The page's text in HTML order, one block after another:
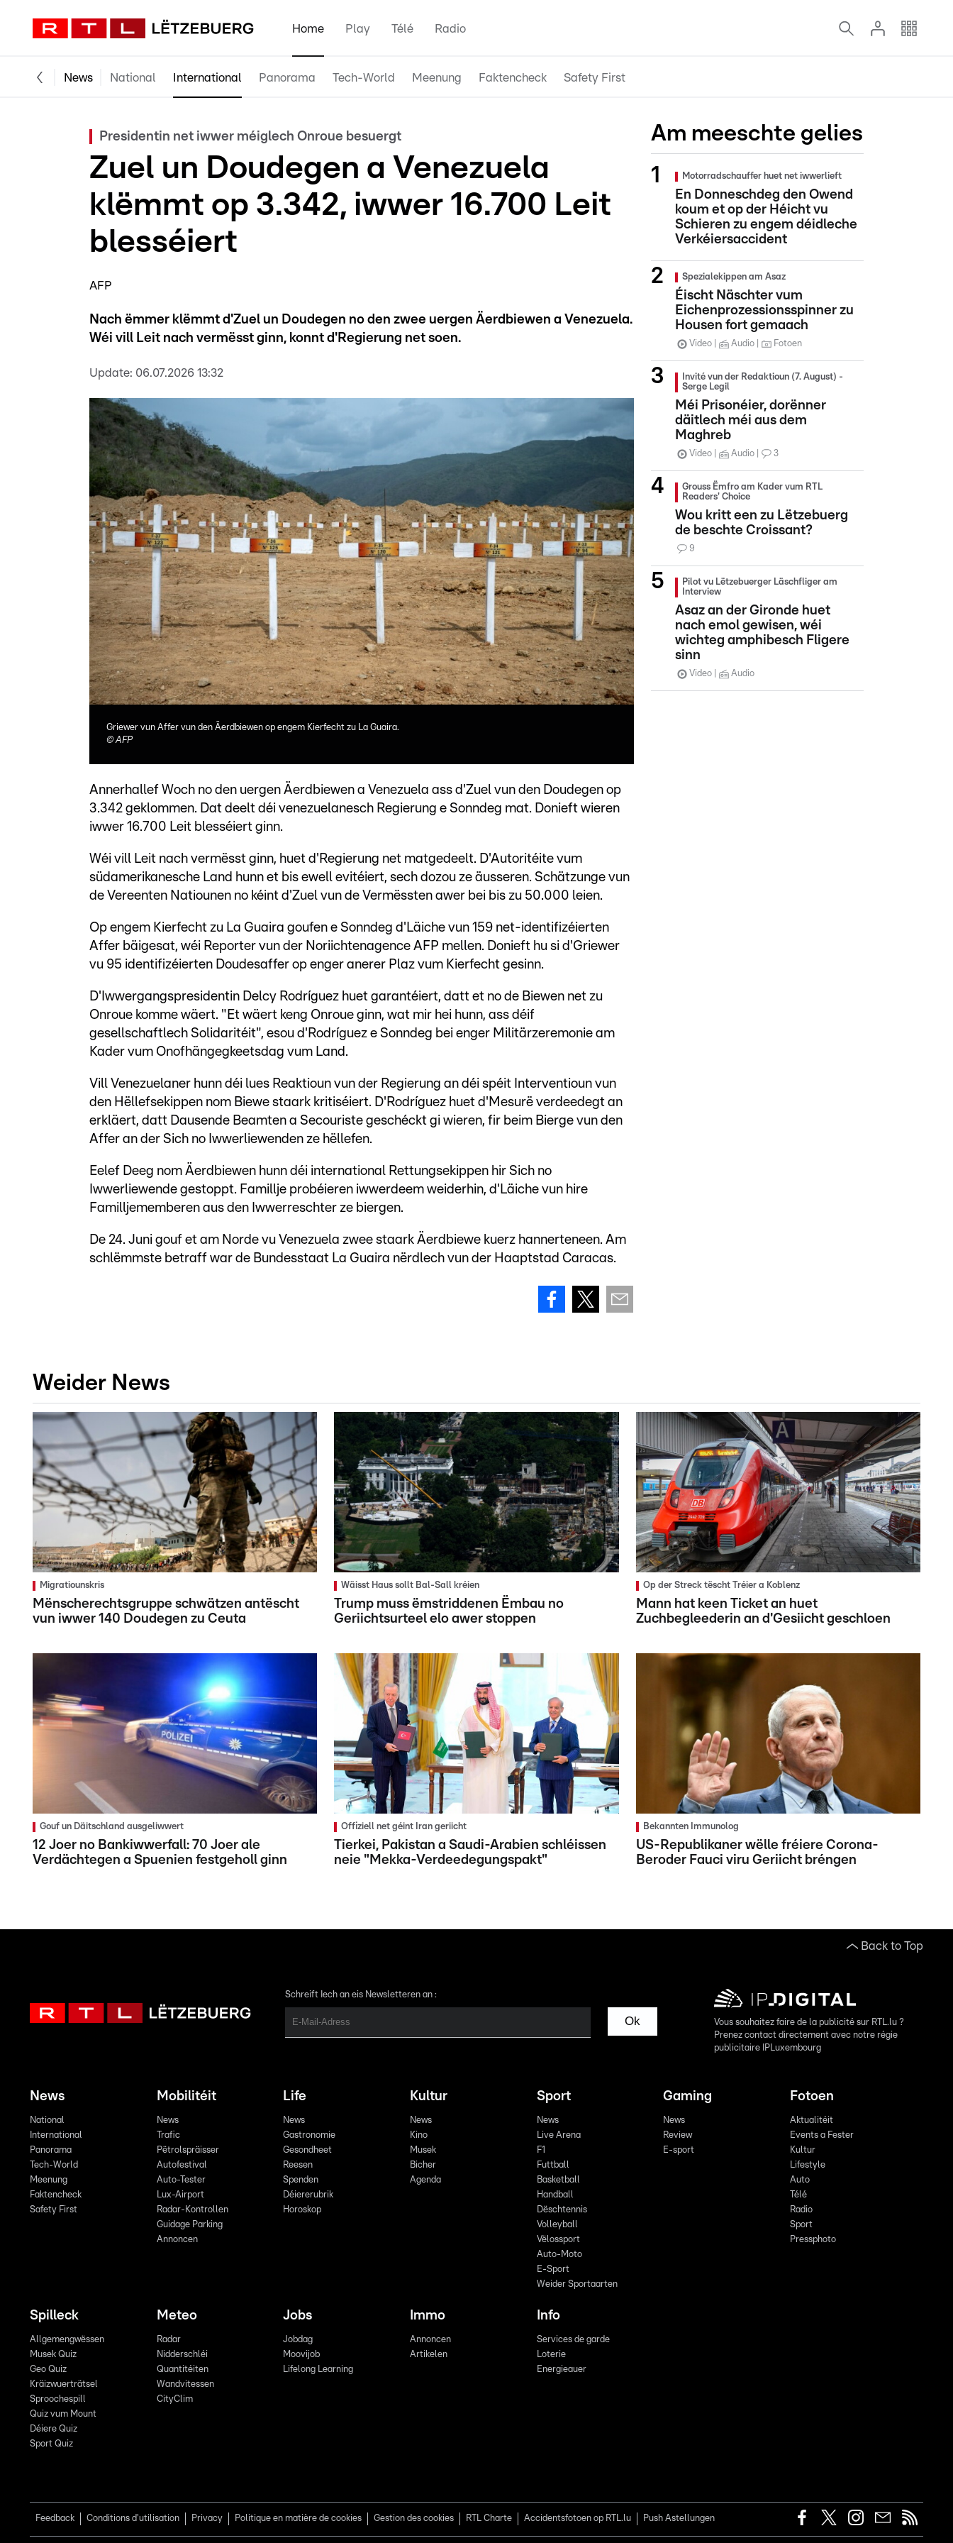
Home Play Télé Radio
News National International Panorama Tech-World Meenung Faktencheck Safety First
Presidentin net iwwer méiglech Onroue besuergt
Zuel un Doudegen a Venezuela
klëmmt op 3.342, iwwer 16.700 Leit
blesséiert
AFP
Nach ëmmer klëmmt d'Zuel un Doudegen no den zwee uergen Äerdbiewen a Venezuela.
Wéi vill Leit nach vermësst ginn, konnt d'Regierung net soen.
Update: 06.07.2026 13:32
Griewer vun Affer vun den Äerdbiewen op engem Kierfecht zu La Guaira.
©AFP
Annerhallef Woch no den uergen Äerdbiewen a Venezuela ass d'Zuel vun den Doudegen op
3.342 geklommen. Dat deelt déi venezuelanesch Regierung e Sonndeg mat. Donieft wieren
iwwer 16.700 Leit blesséiert ginn.
Wéi vill Leit nach vermësst ginn, huet d'Regierung net matgedeelt. D'Autoritéite vum
südamerikanesche Land hunn et bis ewell evitéiert, sech dozou ze äusseren. Schätzunge vun
de Vereenten Natiounen no kéint d'Zuel vun de Vermëssten awer bei bis zu 50.000 leien.
Op engem Kierfecht zu La Guaira goufen e Sonndeg d'Läiche vun 159 net-identifizéierten
Affer bäigesat, wéi Reporter vun der Noriichtenagence AFP mellen. Donieft hu si d'Griewer
vu 95 identifizéierten Doudesaffer op enger anerer Plaz vum Kierfecht gesinn.
D'Iwwergangspresidentin Delcy Rodríguez huet garantéiert, datt et no de Biewen net zu
Onroue komme wäert. "Et wäert keng Onroue ginn, wat mir hei hunn, ass déif
gesellschaftlech Solidaritéit", esou d'Rodríguez e Sonndeg bei enger Militärzeremonie am
Kader vum Onofhängegkeetsdag vum Land.
Vill Venezuelaner hunn déi lues Reaktioun vun der Regierung an déi spéit Interventioun vun
den Hëllefsekippen nom Biewe staark kritiséiert. D'Rodríguez huet d'Mesurë verdeedegt an
erkläert, datt Dausende Beamten a Secouriste geschéckt gi wieren, fir beim Bierge vun den
Affer an der Sich no Iwwerliewenden ze hëllefen.
Eelef Deeg nom Äerdbiewen hunn déi international Rettungsekippen hir Sich no
Iwwerliewende gestoppt. Famillje probéieren iwwerdeem weiderhin, d'Läiche vun hire
Familljememberen aus den Iwwerreschter ze biergen.
De 24. Juni gouf et am Norde vu Venezuela zwee staark Äerdbiewe kuerz hannerteneen. Am
schlëmmste betraff war de Bundesstaat La Guaira nërdlech vun der Haaptstad Caracas.
Am meeschte gelies
Motorradschauffer huet net iwwerlieft
En Donneschdeg den Owend
koum et op der Héicht vu
Schieren zu engem déidleche
Verkéiersaccident
Spezialekippen am Asaz
Éischt Näschter vum
Eichenprozessionsspinner zu
Housen fort gemaach
Video Audio Fotoen
Invité vun der Redaktioun (7. August) -
Serge Legil
Méi Prisonéier, dorënner
däitlech méi aus dem
Maghreb
Video Audio 3
Grouss Ëmfro am Kader vum RTL
Readers' Choice
Wou kritt een zu Lëtzebuerg
de beschte Croissant?
9
Pilot vu Lëtzebuerger Läschfliger am
Interview
Asaz an der Gironde huet
nach emol gewisen, wéi
wichteg amphibesch Fligere
sinn
Video Audio
Weider News
Migratiounskris
Mënscherechtsgruppe schwätzen antëscht
vun iwwer 140 Doudegen zu Ceuta
Wäisst Haus sollt Bal-Sall kréien
Trump muss ëmstriddenen Ëmbau no
Geriichtsurteel elo awer stoppen
Op der Streck tëscht Tréier a Koblenz
Mann hat keen Ticket an huet
Zuchbegleederin an d'Gesiicht geschloen
Gouf un Däitschland ausgeliwwert
12 Joer no Bankiwwerfall: 70 Joer ale
Verdächtegen a Spuenien festgeholl ginn
Offiziell net géint Iran geriicht
Tierkei, Pakistan a Saudi-Arabien schléissen
neie "Mekka-Verdeedegungspakt"
Bekannten Immunolog
US-Republikaner wëlle fréiere Corona-
Beroder Fauci viru Geriicht bréngen
Back to Top
Schreift Iech an eis Newsletteren an :
Ok
Vous souhaitez faire de la publicité sur RTL.lu ?
Prenez contact directement avec notre régie
publicitaire IPLuxembourg
News
National
International
Panorama
Tech-World
Meenung
Faktencheck
Safety First
Mobilitéit
News
Trafic
Pëtrolspräisser
Autofestival
Auto-Tester
Lux-Airport
Radar-Kontrollen
Guidage Parking
Annoncen
Life
News
Gastronomie
Gesondheet
Reesen
Spenden
Déiererubrik
Horoskop
Kultur
News
Kino
Musek
Bicher
Agenda
Sport
News
Live Arena
F1
Futtball
Basketball
Handball
Dëschtennis
Volleyball
Vëlossport
Auto-Moto
E-Sport
Weider Sportaarten
Gaming
News
Review
E-sport
Fotoen
Aktualitéit
Events a Fester
Kultur
Lifestyle
Auto
Télé
Radio
Sport
Pressphoto
Spilleck
Allgemengwëssen
Musek Quiz
Geo Quiz
Kräizwuerträtsel
Sproochespill
Quiz vum Mount
Déiere Quiz
Sport Quiz
Meteo
Radar
Nidderschléi
Quantitéiten
Wandvitessen
CityClim
Jobs
Jobdag
Moovijob
Lifelong Learning
Immo
Annoncen
Artikelen
Info
Services de garde
Loterie
Energieauer
Feedback Conditions d'utilisation Privacy Politique en matière de cookies Gestion des cookies RTL Charte Accidentsfotoen op RTL.lu Push Astellungen